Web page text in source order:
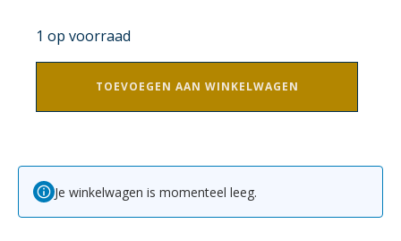
prijs
was:
is:
1 op voorraad
Rechthoekig
aantal
TOEVOEGEN AAN WINKELWAGEN
Je winkelwagen is momenteel leeg.